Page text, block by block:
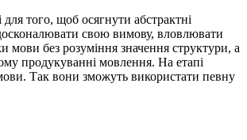
того, щоб осягнути абстрактні
свою вимову, вловлювати
мови без розуміння значення структури, а
продукуванні мовлення. На етапі
Так вони зможуть використати певну